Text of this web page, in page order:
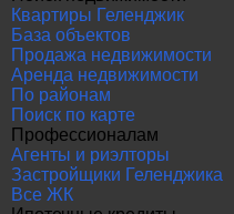
Квартиры Геленджик
База объектов
Продажа недвижимости
Аренда недвижимости
По районам
Поиск по карте
Профессионалам
Агенты и риэлторы
Застройщики Геленджика
Все ЖК